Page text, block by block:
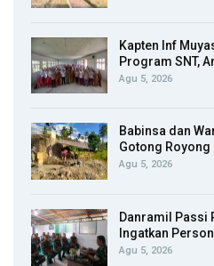
Kapten Inf
Program SNT,
Agu 5, 2026
Babinsa dan
Gotong
Agu 5, 2026
Danramil Passi
Ingatkan
Agu 5, 2026